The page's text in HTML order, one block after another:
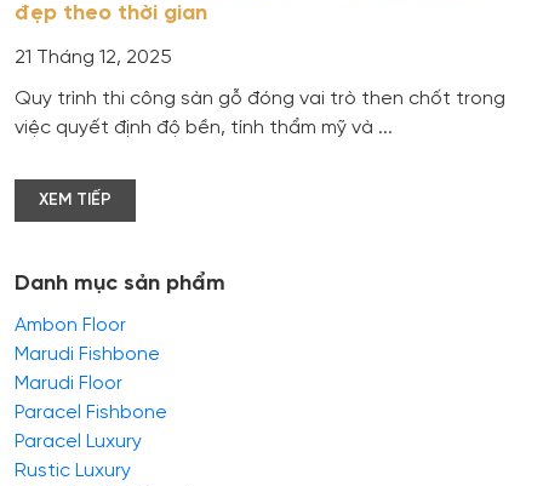
đẹp theo thời gian
21 Tháng 12, 2025
Quy trình thi công sàn gỗ đóng vai trò then chốt trong
việc quyết định độ bền, tính thẩm mỹ và ...
XEM TIẾP
Danh mục sản phẩm
Ambon Floor
Marudi Fishbone
Marudi Floor
Paracel Fishbone
Paracel Luxury
Rustic Luxury